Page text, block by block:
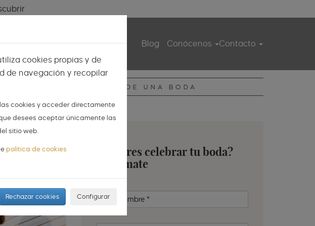
Mi menú Visita guiada Blog Conócenos Contacto
DIARIO DE UNA BODA
¿Quieres celebrar tu boda?
Infórmate
Nombre *
cookies propias y de
de navegación y recopilar
cookies y acceder directamente
desees aceptar únicamente las
sitio web.
política de cookies
Rechazar cookies Configurar